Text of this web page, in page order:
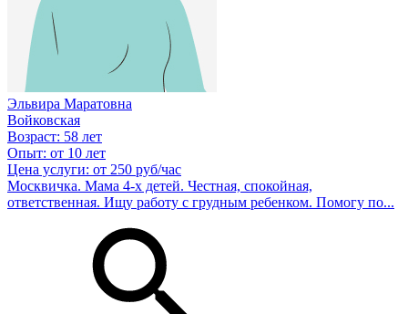
Эльвира Маратовна
Войковская
Возраст: 58 лет
Опыт: от 10 лет
Цена услуги: от 250 руб/час
Москвичка. Мама 4-х детей. Честная, спокойная,
ответственная. Ищу работу с грудным ребенком. Помогу по...